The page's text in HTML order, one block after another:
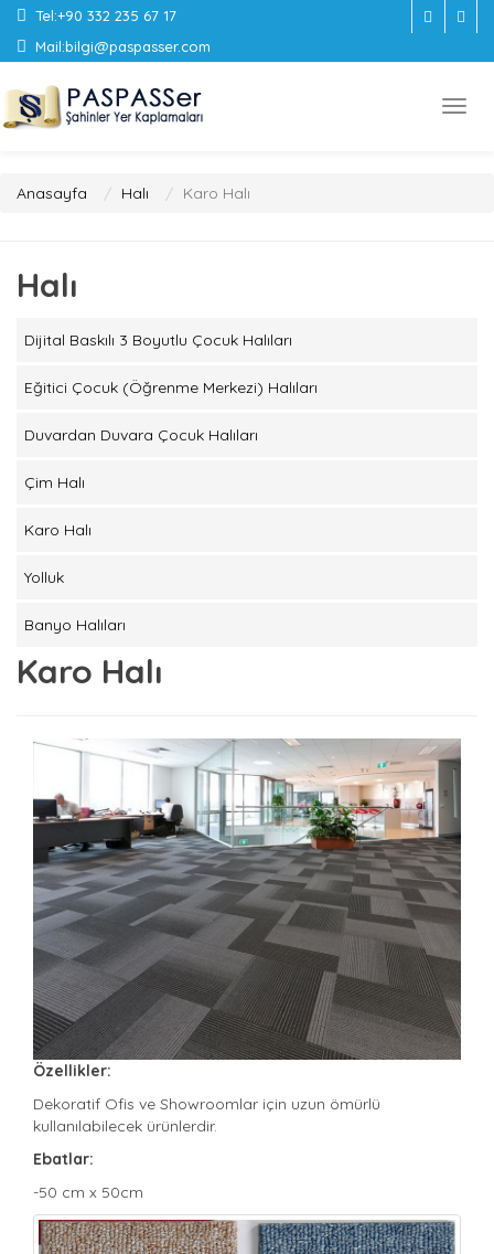
Tel:+90 332 235 67 17
Mail:bilgi@paspasser.com
Anasayfa Halı Karo Halı
Halı
Dijital Baskılı 3 Boyutlu Çocuk Halıları
Eğitici Çocuk (Öğrenme Merkezi) Halıları
Duvardan Duvara Çocuk Halıları
Çim Halı
Karo Halı
Yolluk
Banyo Halıları
Karo Halı
Özellikler:
Dekoratif Ofis ve Showroomlar için uzun ömürlü
kullanılabilecek ürünlerdir.
Ebatlar:
-50 cm x 50cm